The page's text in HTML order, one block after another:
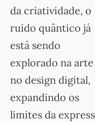
da criatividade, o
ruído quântico já
está sendo
explorado na arte
no design digital,
expandindo os
limites da